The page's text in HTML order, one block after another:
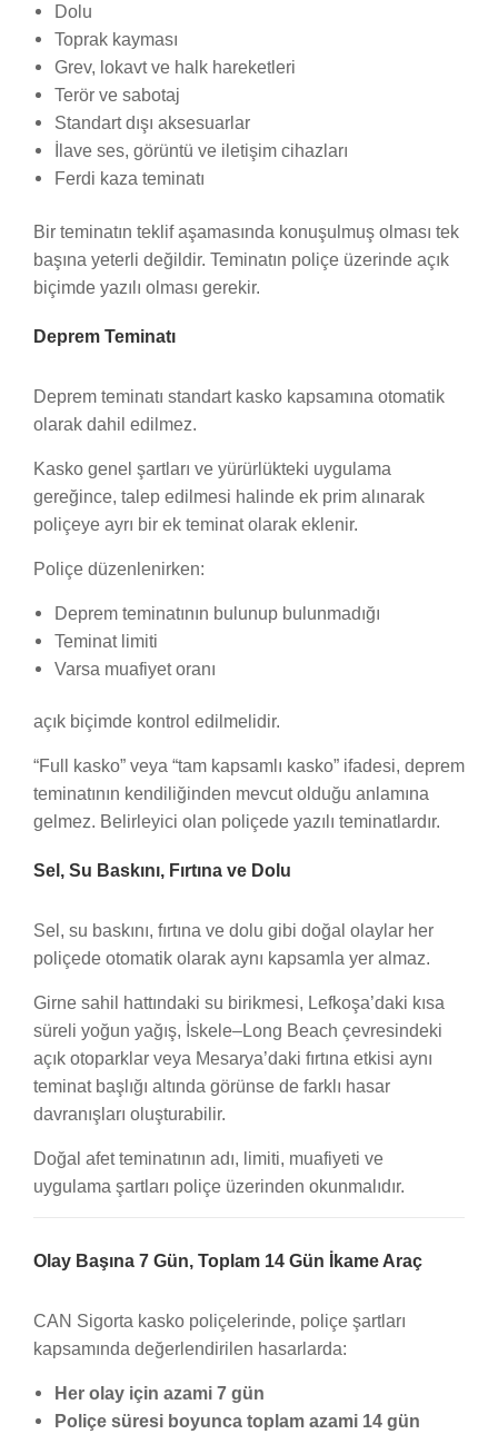
Dolu
Toprak kayması
Grev, lokavt ve halk hareketleri
Terör ve sabotaj
Standart dışı aksesuarlar
İlave ses, görüntü ve iletişim cihazları
Ferdi kaza teminatı
Bir teminatın teklif aşamasında konuşulmuş olması tek
başına yeterli değildir. Teminatın poliçe üzerinde açık
biçimde yazılı olması gerekir.
Deprem Teminatı
Deprem teminatı standart kasko kapsamına otomatik
olarak dahil edilmez.
Kasko genel şartları ve yürürlükteki uygulama
gereğince, talep edilmesi halinde ek prim alınarak
poliçeye ayrı bir ek teminat olarak eklenir.
Poliçe düzenlenirken:
Deprem teminatının bulunup bulunmadığı
Teminat limiti
Varsa muafiyet oranı
açık biçimde kontrol edilmelidir.
“Full kasko” veya “tam kapsamlı kasko” ifadesi, deprem
teminatının kendiliğinden mevcut olduğu anlamına
gelmez. Belirleyici olan poliçede yazılı teminatlardır.
Sel, Su Baskını, Fırtına ve Dolu
Sel, su baskını, fırtına ve dolu gibi doğal olaylar her
poliçede otomatik olarak aynı kapsamla yer almaz.
Girne sahil hattındaki su birikmesi, Lefkoşa’daki kısa
süreli yoğun yağış, İskele–Long Beach çevresindeki
açık otoparklar veya Mesarya’daki fırtına etkisi aynı
teminat başlığı altında görünse de farklı hasar
davranışları oluşturabilir.
Doğal afet teminatının adı, limiti, muafiyeti ve
uygulama şartları poliçe üzerinden okunmalıdır.
Olay Başına 7 Gün, Toplam 14 Gün İkame Araç
CAN Sigorta kasko poliçelerinde, poliçe şartları
kapsamında değerlendirilen hasarlarda:
Her olay için azami 7 gün
Poliçe süresi boyunca toplam azami 14 gün